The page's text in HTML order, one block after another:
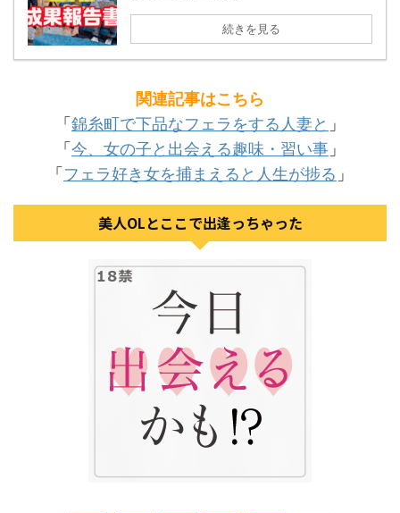
続きを見る
関連記事はこちら
「錦糸町で下品なフェラをする人妻と 」
「今、女の子と出会える趣味・習い事 」
「フェラ好き女を捕まえると人生が捗る 」
美人OLとここで出逢っちゃった